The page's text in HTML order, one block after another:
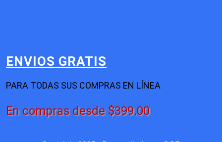
ENVIOS GRATIS
PARA TODAS SUS COMPRAS EN LÍNEA
En compras desde $399.00